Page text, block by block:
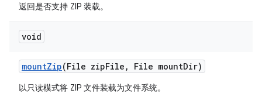
返回是否支持 ZIP 装载。
void
mountZip(File zipFile , File mountDir)
以只读模式将 ZIP 文件装载为文件系统。